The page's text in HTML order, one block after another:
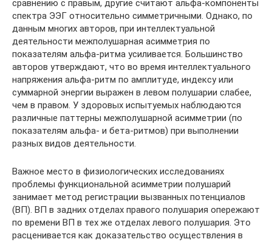
сравнению с правым, другие считают альфа-компоненты
спектра ЭЭГ относительно симметричными. Однако, по
данным многих авторов, при интеллектуальной
деятельности межполушарная асимметрия по
показателям альфа-ритма усиливается. Большинство
авторов утверждают, что во время интеллектуального
напряжения альфа-ритм по амплитуде, индексу или
суммарной энергии выражен в левом полушарии слабее,
чем в правом. У здоровых испытуемых наблюдаются
различные паттерны межполушарной асимметрии (по
показателям альфа- и бета-ритмов) при выполнении
разных видов деятельности.
Важное место в физиологических исследованиях
проблемы функциональной асимметрии полушарий
занимает метод регистрации вызванных потенциалов
(ВП). ВП в задних отделах правого полушария опережают
по времени ВП в тех же отделах левого полушария. Это
расценивается как доказательство осуществления в